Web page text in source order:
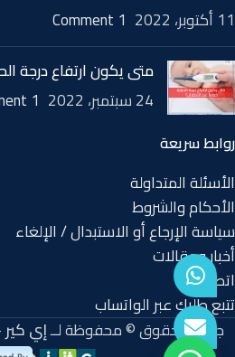
11 أكتوبر، 2022
1 Comment
متى يكون ارتفاع درجة
24 سبتمبر، 2022
1 Comment
روابط سريعة
الأسئلة المتداولة
الأحكام والشروط
سياسة الإرجاع أو الاستبدال / الإلغاء
أخبار ومقالات
اتصل بنا
تتبع طلبك عبر الواتساب
جميع الحقوق © محفوظة لــإي كير-